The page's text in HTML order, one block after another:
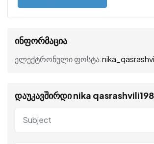
ინფორმაცია
ელექტრონული ფოსტა:
დაუკავშირდი nika